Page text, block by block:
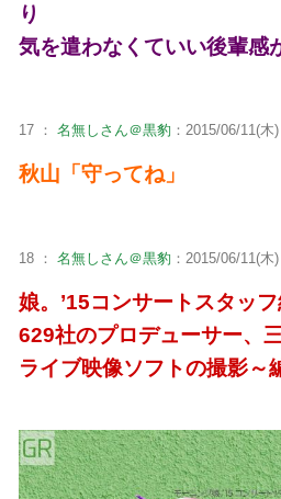
り
気を遣わなくていい後輩感
17 ： 名無しさん＠黒豹 ：2015/06/11(木
秋山「守ってね」
18 ： 名無しさん＠黒豹 ：2015/06/11(木
娘。’15コンサートスタッ
629社のプロデューサー、
ライブ映像ソフトの撮影～